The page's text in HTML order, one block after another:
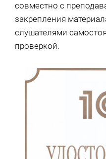
совместно с
закрепления
слушателями
проверкой.